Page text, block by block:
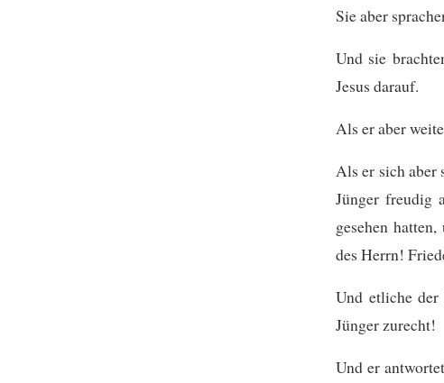
Sie aber
Und sie
Jesus darauf.
Als er aber
Als er sich aber
Jünger freudig
gesehen hatten,
des Herrn!
Und etliche
Jünger zurecht!
Und er